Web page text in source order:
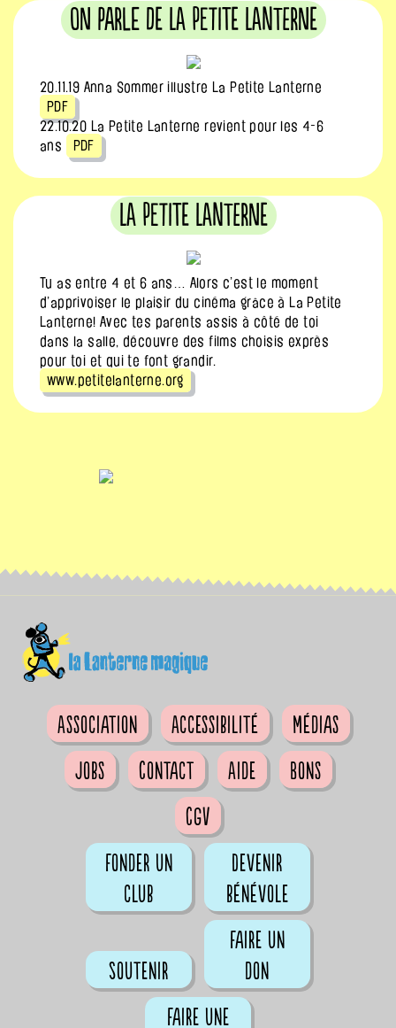
On parle de La Petite Lanterne
20.11.19 Anna Sommer illustre La Petite Lanterne
PDF
22.10.20 La Petite Lanterne revient pour les 4-6
ans
PDF
La Petite Lanterne
Tu as entre 4 et 6 ans… Alors c’est le moment
d’apprivoiser le plaisir du cinéma grâce à La Petite
Lanterne! Avec tes parents assis à côté de toi
dans la salle, découvre des films choisis exprès
pour toi et qui te font grandir.
www.petitelanterne.org
Association Accessibilité
Médias
Jobs
Contact Aide
Bons
CGV
Fonder un
club
Devenir
bénévole
Soutenir
Faire un
don
Faire une